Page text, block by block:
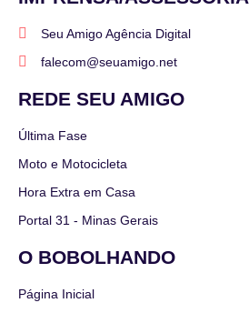
Seu Amigo Agência Digital
falecom@seuamigo.net
REDE SEU AMIGO
Última Fase
Moto e Motocicleta
Hora Extra em Casa
Portal 31 - Minas Gerais
O BOBOLHANDO
Página Inicial